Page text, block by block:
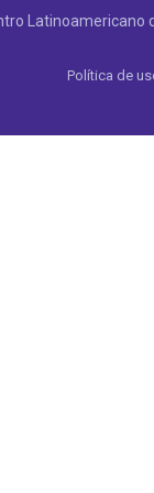
Latinoamericano
Política de